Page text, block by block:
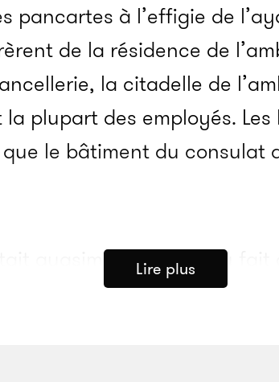
pancartes à l’effigie de
de la résidence de
la citadelle de
plupart des employés. Les
que le bâtiment du consulat
quasiment désert, du fait
de la chance, peut-être
Lire plus